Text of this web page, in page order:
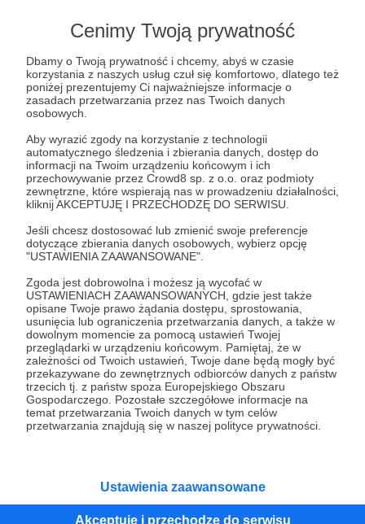
Cenimy Twoją prywatność
Dbamy o Twoją prywatność i chcemy, abyś w czasie
korzystania z naszych usług czuł się komfortowo, dlatego też
poniżej prezentujemy Ci najważniejsze informacje o
zasadach przetwarzania przez nas Twoich danych
osobowych.
Aby wyrazić zgody na korzystanie z technologii
automatycznego śledzenia i zbierania danych, dostęp do
informacji na Twoim urządzeniu końcowym i ich
przechowywanie przez Crowd8 sp. z o.o. oraz podmioty
zewnętrzne, które wspierają nas w prowadzeniu działalności,
kliknij AKCEPTUJĘ I PRZECHODZĘ DO SERWISU.
Jeśli chcesz dostosować lub zmienić swoje preferencje
dotyczące zbierania danych osobowych, wybierz opcję
"USTAWIENIA ZAAWANSOWANE".
Zgoda jest dobrowolna i możesz ją wycofać w
USTAWIENIACH ZAAWANSOWANYCH, gdzie jest także
opisane Twoje prawo żądania dostępu, sprostowania,
usunięcia lub ograniczenia przetwarzania danych, a także w
dowolnym momencie za pomocą ustawień Twojej
przeglądarki w urządzeniu końcowym. Pamiętaj, że w
zależności od Twoich ustawień, Twoje dane będą mogły być
przekazywane do zewnętrznych odbiorców danych z państw
trzecich tj. z państw spoza Europejskiego Obszaru
Gospodarczego. Pozostałe szczegółowe informacje na
temat przetwarzania Twoich danych w tym celów
przetwarzania znajdują się w naszej polityce prywatności.
Ustawienia zaawansowane
Akceptuję i przechodzę do serwisu
Na tym progu Twoje imię, nazwisko, pseudonim
albo nazwa Twojej firmy zostaną wymienione
podczas oklasków.
Dodatkowo z poniższych progów przysługują Ci:
- raz w miesiącu otrzymasz od nas mail z kodem
zniżkowym od zakupu drugiego biletu w wysokości
10%
- niepublikowane nigdzie indziej zdjęcia zza kulis
- podwójne zaproszenie na BAL MECENASÓW i
DNI PATRONA
- OPEN BAR w bufecie
Patroni: 2
500 zł miesięcznie
Będzie o Was głośno
esteś już Mecenasem, Mecenaską, osobą
Mecenasującą o ogromnej sile sprawczej. Chcemy
zostaną wymienione podczas oklasków.
Dodatkowo z poniższych progów przysługują Ci: